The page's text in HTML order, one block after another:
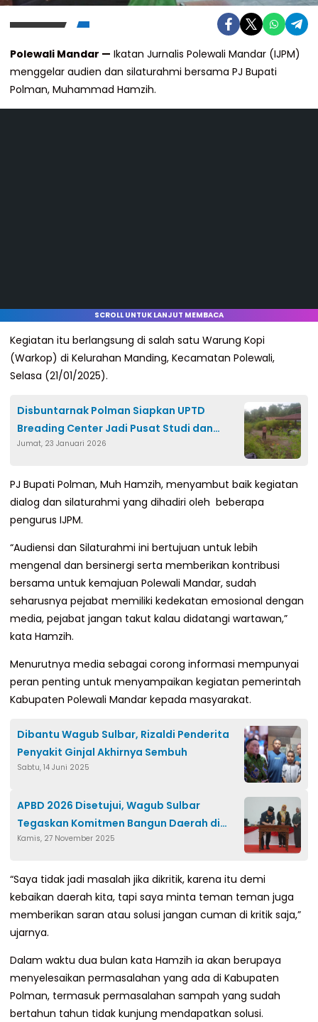
Polewali Mandar — Ikatan Jurnalis Polewali Mandar (IJPM)
menggelar audien dan silaturahmi bersama PJ Bupati
Polman, Muhammad Hamzih.
SCROLL UNTUK LANJUT MEMBACA
Kegiatan itu berlangsung di salah satu Warung Kopi
(Warkop) di Kelurahan Manding, Kecamatan Polewali,
Selasa (21/01/2025).
Disbuntarnak Polman Siapkan UPTD
Breading Center Jadi Pusat Studi dan
Percontohan Pertanian Terpadu
Jumat, 23 Januari 2026
PJ Bupati Polman, Muh Hamzih, menyambut baik kegiatan
dialog dan silaturahmi yang dihadiri oleh beberapa
pengurus IJPM.
“Audiensi dan Silaturahmi ini bertujuan untuk lebih
mengenal dan bersinergi serta memberikan kontribusi
bersama untuk kemajuan Polewali Mandar, sudah
seharusnya pejabat memiliki kedekatan emosional dengan
media, pejabat jangan takut kalau didatangi wartawan,”
kata Hamzih.
Menurutnya media sebagai corong informasi mempunyai
peran penting untuk menyampaikan kegiatan pemerintah
Kabupaten Polewali Mandar kepada masyarakat.
Dibantu Wagub Sulbar, Rizaldi Penderita
Penyakit Ginjal Akhirnya Sembuh
Sabtu, 14 Juni 2025
APBD 2026 Disetujui, Wagub Sulbar
Tegaskan Komitmen Bangun Daerah di
Tengah Keterbatasan Fiskal
Kamis, 27 November 2025
“Saya tidak jadi masalah jika dikritik, karena itu demi
kebaikan daerah kita, tapi saya minta teman teman juga
memberikan saran atau solusi jangan cuman di kritik saja,”
ujarnya.
Dalam waktu dua bulan kata Hamzih ia akan berupaya
menyelesaikan permasalahan yang ada di Kabupaten
Polman, termasuk permasalahan sampah yang sudah
bertahun tahun tidak kunjung mendapatkan solusi.